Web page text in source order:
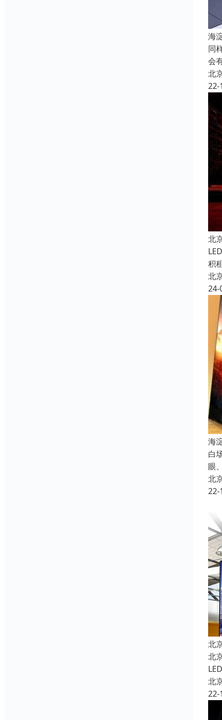
海
同
会
北
22-
北
积
北
24-
海
白
眼
北
22-
北
北
北
22-